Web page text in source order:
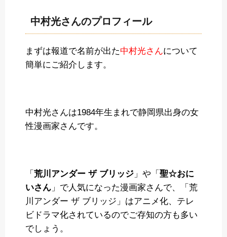
中村光さんのプロフィール
まずは報道で名前が出た中村光さんについて
簡単にご紹介します。
中村光さんは1984年生まれで静岡県出身の女
性漫画家さんです。
「 荒川アンダー ザ ブリッジ 」や「 聖☆おに
いさん 」で人気になった漫画家さんで、「荒
川アンダー ザ ブリッジ」はアニメ化、テレ
ビドラマ化されているのでご存知の方も多い
でしょう。